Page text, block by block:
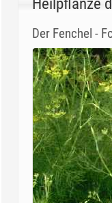
Der Fenchel -